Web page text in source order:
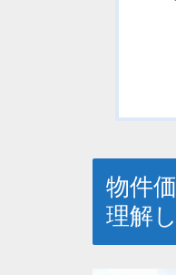
物件
理解